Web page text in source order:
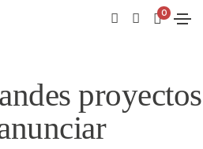
0
proyectos